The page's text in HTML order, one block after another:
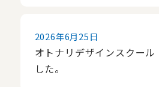
フリーペーパー おぎなう
個人情報保護方針
2026年6月25日
オトナリデザインスクー
した。